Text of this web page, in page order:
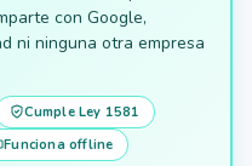
con Google,
ni ninguna otra empresa
Cumple Ley 1581
Funciona offline